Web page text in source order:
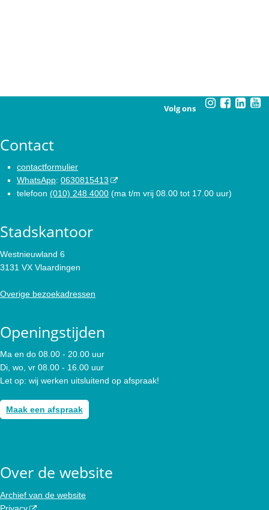
Volg ons
Contact
contactformulier
WhatsApp: 0630815413
telefoon (010) 248 4000 (ma t/m vrij 08.00 tot 17.00 uur)
Stadskantoor
Westnieuwland 6
3131 VX Vlaardingen
Overige bezoekadressen
Openingstijden
Ma en do 08.00 - 20.00 uur
Di, wo, vr 08.00 - 16.00 uur
Let op: wij werken uitsluitend op afspraak!
Maak een afspraak
Over de website
Archief van de website
Privacy